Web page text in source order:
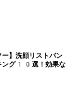
ー】洗顔リストバン
ング10選！効果な